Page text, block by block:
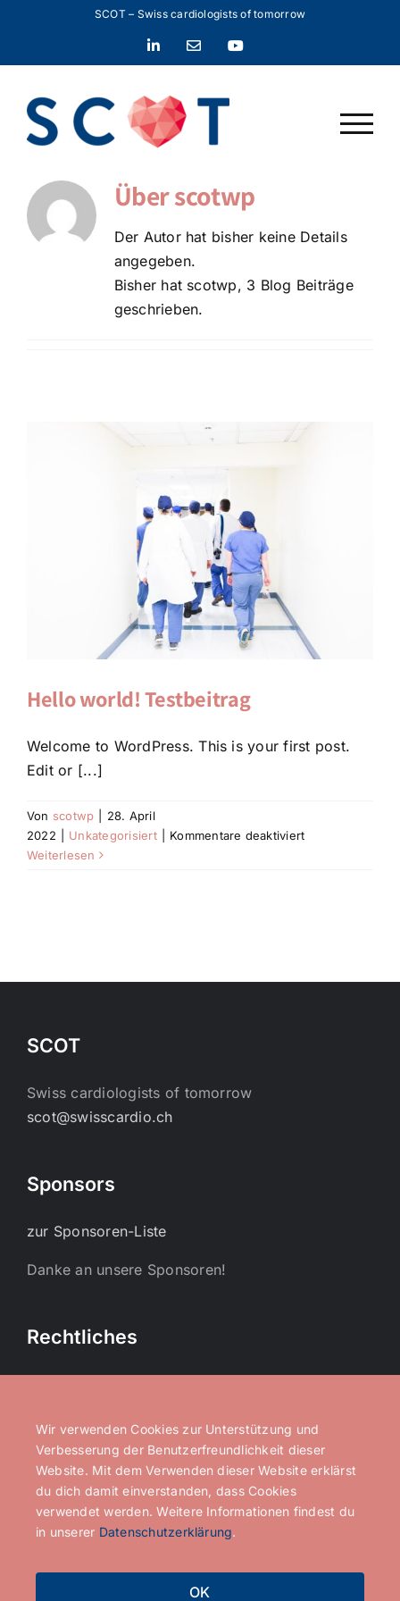
SCOT – Swiss cardiologists of tomorrow
LinkedInE-
YouTube
Überscotwp
Der Autor hat bisher keine Details
angegeben.
Bisher hat scotwp, 3 Blog Beiträge
geschrieben.
Hello world! Testbeitrag
Welcome to WordPress. This is your first post.
Edit or [...]
Von scotwp
28. April
2022
Unkategorisiert Kommentare deaktiviertfür
Weiterlesen
SCOT
Swiss cardiologists of tomorrow
scot@swisscardio.ch
Sponsors
zur Sponsoren-Liste
Danke an unsere Sponsoren!
Rechtliches
Get Social
Wir verwenden Cookies zur Unterstützung und
Verbesserung der Benutzerfreundlichkeit dieser
Website. Mit dem Verwenden dieser Website erklärst
du dich damit einverstanden, dass Cookies
verwendet werden. Weitere Informationen findest du
in unserer Datenschutzerklärung.
OK